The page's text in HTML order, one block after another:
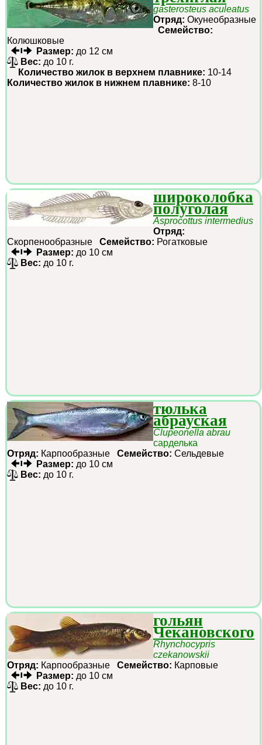
gasterosteus aculeatus
Отряд: Окунеобразные
Семейство:
Колюшковые
Размер: до 12 см
Вес: до 10 г.
Количество жилок в верхнем плавнике: 10-14
Количество жилок в нижнем плавнике: 8-10
широколобка
полуголая
Asprocottus intermedius
Отряд:
Скорпенообразные Семейство: Рогатковые
Размер: до 10 см
Вес: до 10 г.
тюлька
абрауская
Clupeonella abrau
сарделька
Отряд: Карпообразные Семейство: Сельдевые
Размер: до 10 см
Вес: до 10 г.
гольян
Чекановского
Rhynchocypris
czekanowskii
Отряд: Карпообразные Семейство: Карповые
Размер: до 10 см
Вес: до 10 г.